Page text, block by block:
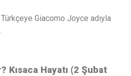
Giacomo Joyce adıyla
Kısaca Hayatı (2 Şubat